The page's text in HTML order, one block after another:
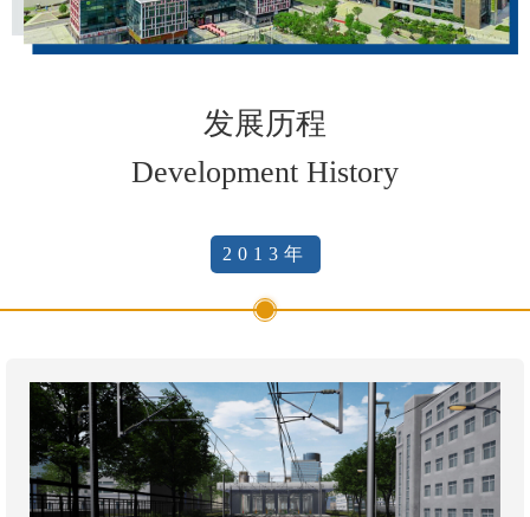
发展历程
Development History
2013年